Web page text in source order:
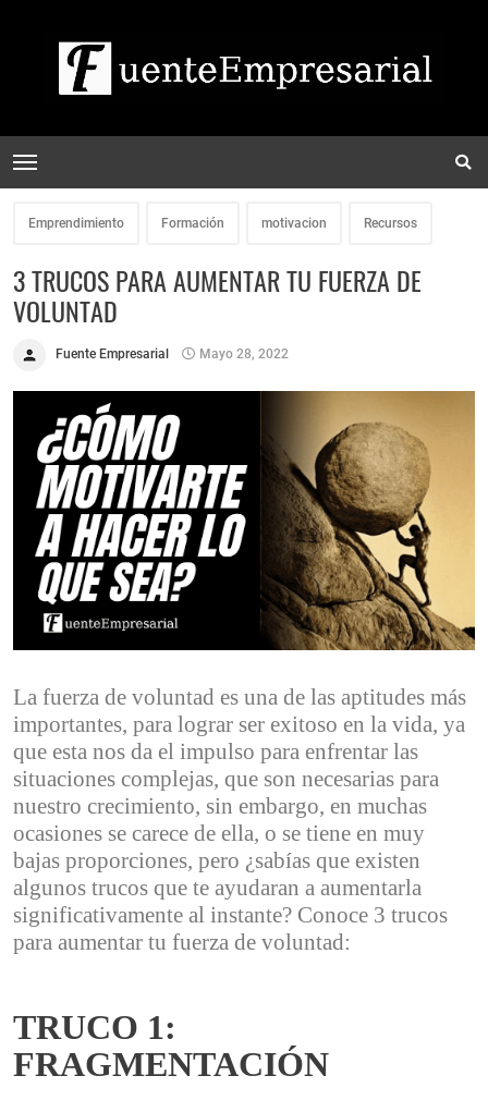
Emprendimiento Formación motivacion Recursos
3 TRUCOS PARA AUMENTAR TU FUERZA DE
VOLUNTAD
Fuente Empresarial Mayo 28, 2022
La fuerza de voluntad es una de las aptitudes más
importantes, para lograr ser exitoso en la vida, ya
que esta nos da el impulso para enfrentar las
situaciones complejas, que son necesarias para
nuestro crecimiento, sin embargo, en muchas
ocasiones se carece de ella, o se tiene en muy
bajas proporciones, pero ¿sabías que existen
algunos trucos que te ayudaran a aumentarla
significativamente al instante? Conoce 3 trucos
para aumentar tu fuerza de voluntad:
TRUCO 1:
FRAGMENTACIÓN